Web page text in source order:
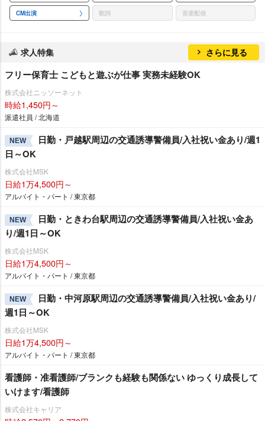
CM出演 歌詞 音楽配信
求人特集 さらに見る
フリー保育士 こどもと遊ぶが仕事 実務未経験OK
株式会社ニッソーネット
時給1,450円～
派遣社員 / 北海道
NEW
日勤・戸越駅周辺の交通誘導警備員/入社祝い金あり/週1
日～OK
株式会社MSK
日給1万4,500円～
アルバイト・パート / 東京都
NEW
日勤・ときわ台駅周辺の交通誘導警備員/入社祝い金あ
り/週1日～OK
株式会社MSK
日給1万4,500円～
アルバイト・パート / 東京都
NEW
日勤・中河原駅周辺の交通誘導警備員/入社祝い金あり/
週1日～OK
株式会社MSK
日給1万4,500円～
アルバイト・パート / 東京都
看護師・准看護師/ブランクも経験も関係ない ゆっくり成長して
いけます/看護師
株式会社キャリア